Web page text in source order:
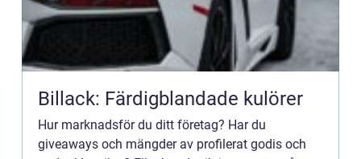
Billack: Färdigblandade kulörer
Hur marknadsför du ditt företag? Har du
giveaways och mängder av profilerat godis och